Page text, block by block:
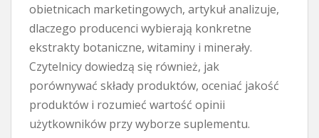
obietnicach marketingowych, artykuł analizuje,
dlaczego producenci wybierają konkretne
ekstrakty botaniczne, witaminy i minerały.
Czytelnicy dowiedzą się również, jak
porównywać składy produktów, oceniać jakość
produktów i rozumieć wartość opinii
użytkowników przy wyborze suplementu.